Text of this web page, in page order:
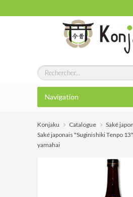
Navigation
Konjaku Catalogue
Saké
Saké japonais "Suginishiki Tenpo
yamahai